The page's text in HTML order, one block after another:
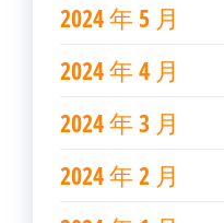
2024 年 5 月
2024 年 4 月
2024 年 3 月
2024 年 2 月